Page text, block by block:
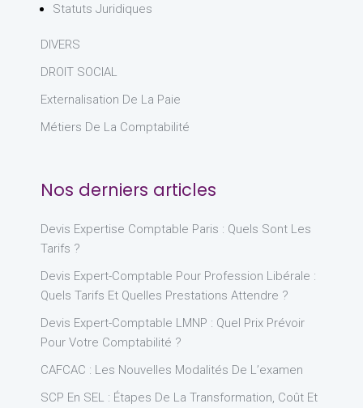
Statuts Juridiques
DIVERS
DROIT SOCIAL
Externalisation De La Paie
Métiers De La Comptabilité
Nos derniers articles
Devis Expertise Comptable Paris : Quels Sont Les
Tarifs ?
Devis Expert-Comptable Pour Profession Libérale :
Quels Tarifs Et Quelles Prestations Attendre ?
Devis Expert-Comptable LMNP : Quel Prix Prévoir
Pour Votre Comptabilité ?
CAFCAC : Les Nouvelles Modalités De L’examen
SCP En SEL : Étapes De La Transformation, Coût Et